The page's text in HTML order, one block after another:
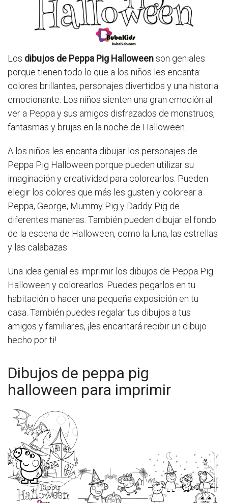
Los dibujos de Peppa Pig Halloweenson geniales
porque tienen todo lo que a los niños les encanta:
colores brillantes, personajes divertidos y una historia
emocionante. Los niños sienten una gran emoción al
ver a Peppa y sus amigos disfrazados de monstruos,
fantasmas y brujas en la noche de Halloween.
A los niños les encanta dibujar los personajes de
Peppa Pig Halloween porque pueden utilizar su
imaginación y creatividad para colorearlos. Pueden
elegir los colores que más les gusten y colorear a
Peppa, George, Mummy Pig y Daddy Pig de
diferentes maneras. También pueden dibujar el fondo
de la escena de Halloween, como la luna, las estrellas
y las calabazas.
Una idea genial es imprimir los dibujos de Peppa Pig
Halloween y colorearlos. Puedes pegarlos en tu
habitación o hacer una pequeña exposición en tu
casa. También puedes regalar tus dibujos a tus
amigos y familiares, ¡les encantará recibir un dibujo
hecho por ti!
Dibujos de peppa pig
halloween para imprimir